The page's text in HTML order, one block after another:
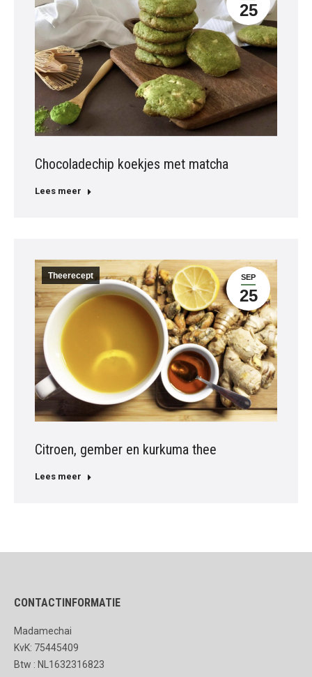
25
Chocoladechip koekjes met matcha
Lees meer
SEP
25
Theerecept
Citroen, gember en kurkuma thee
Lees meer
CONTACTINFORMATIE
Madamechai
KvK: 75445409
Btw : NL1632316823